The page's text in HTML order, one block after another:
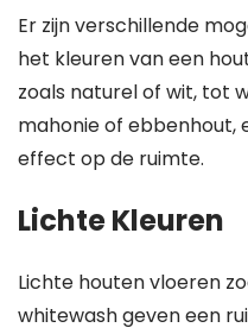
Er zijn verschillende
het kleuren van een
zoals naturel of wit, tot
mahonie of ebbenhout,
effect op de ruimte.
Lichte Kleuren
Lichte houten vloeren
whitewash geven een